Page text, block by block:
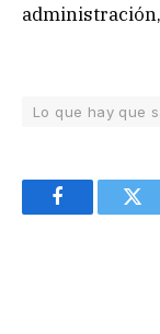
Lo que hay que
Facebook